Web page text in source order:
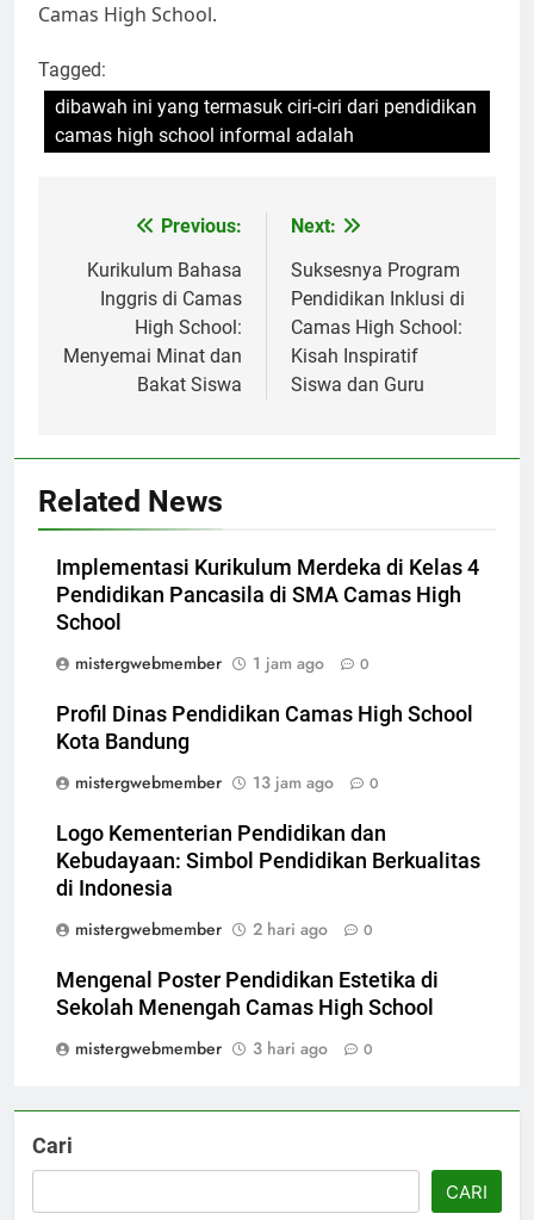
Camas High School.
Tagged:
dibawah ini yang termasuk ciri-ciri dari pendidikan
camas high school informal adalah
Navigasi
pos
Previous:
Kurikulum Bahasa
Inggris di Camas
High School:
Menyemai Minat dan
Bakat Siswa
Next:
Suksesnya Program
Pendidikan Inklusi di
Camas High School:
Kisah Inspiratif
Siswa dan Guru
Related News
Implementasi Kurikulum Merdeka di Kelas 4
Pendidikan Pancasila di SMA Camas High
School
mistergwebmember
1 jam ago 0
Profil Dinas Pendidikan Camas High School
Kota Bandung
mistergwebmember
13 jam ago 0
Logo Kementerian Pendidikan dan
Kebudayaan: Simbol Pendidikan Berkualitas
di Indonesia
mistergwebmember
2 hari ago 0
Mengenal Poster Pendidikan Estetika di
Sekolah Menengah Camas High School
mistergwebmember
3 hari ago 0
Cari
CARI